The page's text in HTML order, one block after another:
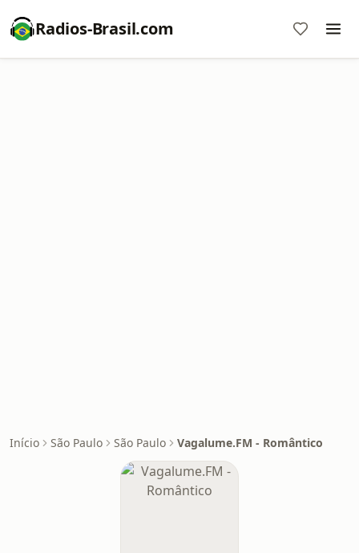
Radios-Brasil.com
Início São Paulo São Paulo Vagalume.FM - Romântico